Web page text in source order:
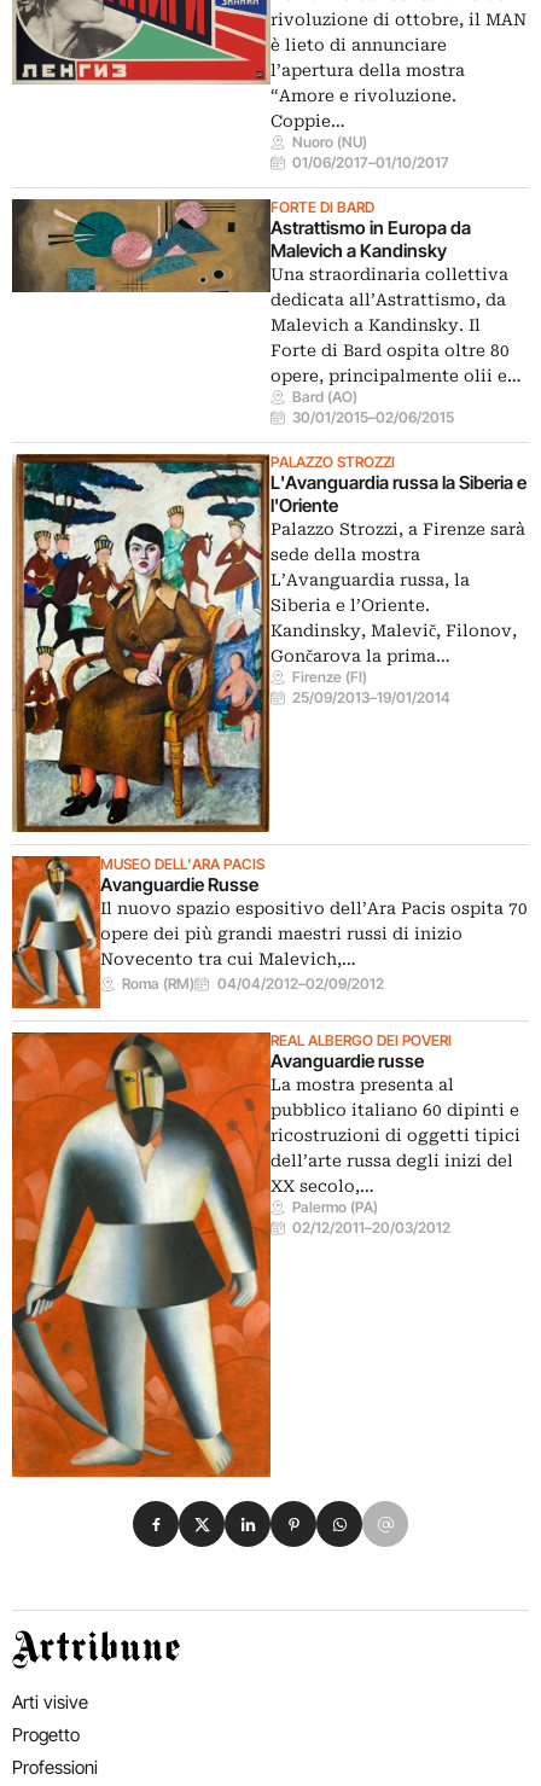
rivoluzione di ottobre, il MAN
è lieto di annunciare
l’apertura della mostra
“Amore e rivoluzione.
Coppie…
Nuoro (NU)
01/06/2017–01/10/2017
FORTE DI BARD
Astrattismo in Europa da
Malevich a Kandinsky
Una straordinaria collettiva
dedicata all’Astrattismo, da
Malevich a Kandinsky. Il
Forte di Bard ospita oltre 80
opere, principalmente olii e…
Bard (AO)
30/01/2015–02/06/2015
PALAZZO STROZZI
L'Avanguardia russa la Siberia e
l'Oriente
Palazzo Strozzi, a Firenze sarà
sede della mostra
L’Avanguardia russa, la
Siberia e l’Oriente.
Kandinsky, Malevič, Filonov,
Gončarova la prima…
Firenze (FI)
25/09/2013–19/01/2014
MUSEO DELL'ARA PACIS
Avanguardie Russe
Il nuovo spazio espositivo dell’Ara Pacis ospita 70
opere dei più grandi maestri russi di inizio
Novecento tra cui Malevich,…
Roma (RM) 04/04/2012–02/09/2012
REAL ALBERGO DEI POVERI
Avanguardie russe
La mostra presenta al
pubblico italiano 60 dipinti e
ricostruzioni di oggetti tipici
dell’arte russa degli inizi del
XX secolo,…
Palermo (PA)
02/12/2011–20/03/2012
Condividi su Facebook
Condividi su X
Condividi su LinkedIn
Condividi su Pinterest
Condividi su WhatsApp
Condividi su Email
Artribune
Arti visive
Progetto
Professioni